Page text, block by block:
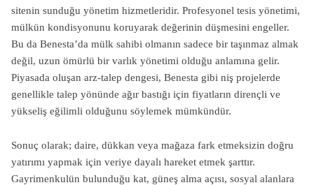
sitenin sunduğu yönetim hizmetleridir. Profesyonel tesis yönetimi,
mülkün kondisyonunu koruyarak değerinin düşmesini engeller.
Bu da Benesta’da mülk sahibi olmanın sadece bir taşınmaz almak
değil, uzun ömürlü bir varlık yönetimi olduğu anlamına gelir.
Piyasada oluşan arz-talep dengesi, Benesta gibi niş projelerde
genellikle talep yönünde ağır bastığı için fiyatların dirençli ve
yükseliş eğilimli olduğunu söylemek mümkündür.
Sonuç olarak; daire, dükkan veya mağaza fark etmeksizin doğru
yatırımı yapmak için veriye dayalı hareket etmek şarttır.
Gayrimenkulün bulunduğu kat, güneş alma açısı, sosyal alanlara